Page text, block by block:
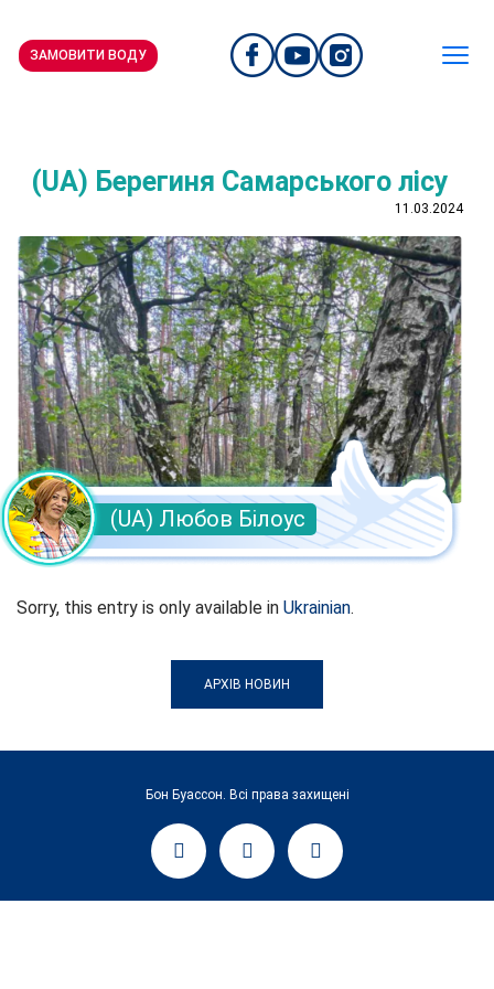
ЗАМОВИТИ ВОДУ
(UA) Берегиня Самарського лісу
11.03.2024
(UA) Любов Білоус
Sorry, this entry is only available in Ukrainian.
АРХІВ НОВИН
Бон Буассон. Всі права захищені